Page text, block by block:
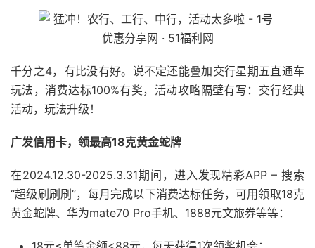
千分之4，有比没有好。说不定还能叠加交行星期五直通车
玩法，消费达标100%有奖，活动攻略隔壁有写：交行经典
活动，玩法升级！
广发信用卡，领最高18克黄金蛇牌
在2024.12.30-2025.3.31期间，进入发现精彩APP – 搜索
“超级刷刷刷”，每月完成以下消费达标任务，可用领取18克
黄金蛇牌、华为mate70 Pro手机、1888元文旅券等等：